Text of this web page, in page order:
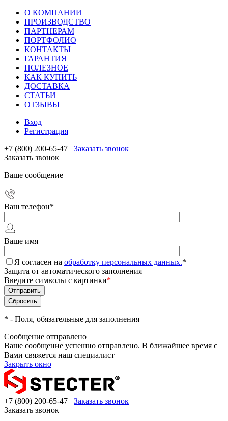
О КОМПАНИИ
ПРОИЗВОДСТВО
ПАРТНЕРАМ
ПОРТФОЛИО
КОНТАКТЫ
ГАРАНТИЯ
ПОЛЕЗНОЕ
КАК КУПИТЬ
ДОСТАВКА
СТАТЬИ
ОТЗЫВЫ
Вход
Регистрация
+7 (800) 200-65-47
Заказать звонок
Заказать звонок
Ваше сообщение
Ваш телефон*
Ваше имя
Я согласен на обработку персональных данных.*
Защита от автоматического заполнения
Введите символы с картинки*
* - Поля, обязательные для заполнения
Сообщение отправлено
Ваше сообщение успешно отправлено. В ближайшее время с
Вами свяжется наш специалист
Закрыть окно
+7 (800) 200-65-47
Заказать звонок
Заказать звонок